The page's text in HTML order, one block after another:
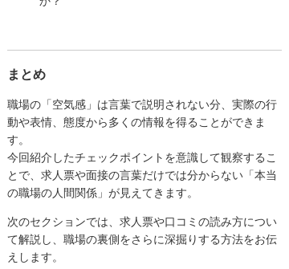
まとめ
職場の「空気感」は言葉で説明されない分、実際の行
動や表情、態度から多くの情報を得ることができま
す。
今回紹介したチェックポイントを意識して観察するこ
とで、求人票や面接の言葉だけでは分からない「本当
の職場の人間関係」が見えてきます。
次のセクションでは、求人票や口コミの読み方につい
て解説し、職場の裏側をさらに深掘りする方法をお伝
えします。